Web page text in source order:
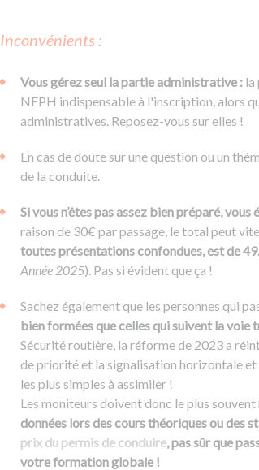
Inconvénients :
Vous gérez seul la partie administrative : la
NEPH indispensable à l'inscription, alors
administratives. Reposez-vous sur elles !
En cas de doute sur une question ou un
de la conduite.
Si vous n’êtes pas assez bien préparé,
raison de 30€ par passage, le total peut
toutes présentations confondues, est de
Année 2025). Pas si évident que ça !
Sachez également que les personnes qui
bien formées que celles qui suivent la voie
Sécurité routière, la réforme de 2023 a
de priorité et la signalisation horizontale et
les plus simples à assimiler !
Les moniteurs doivent donc le plus souvent
données lors des cours théoriques ou des
prix du permis de conduire, pas sûr que
votre formation globale !